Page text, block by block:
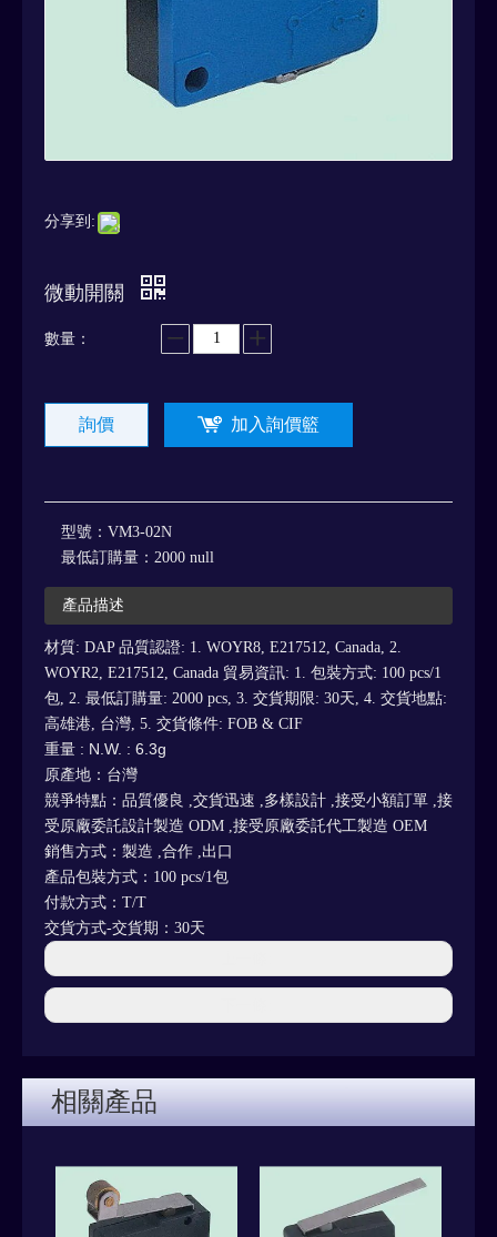
分享到:
微動開關
數量：
詢價 加入詢價籃
型號： VM3-02N
最低訂購量： 2000 null
產品描述
材質: DAP 品質認證: 1. WOYR8, E217512, Canada, 2.
WOYR2, E217512, Canada 貿易資訊: 1. 包裝方式: 100 pcs/1
包, 2. 最低訂購量: 2000 pcs, 3. 交貨期限: 30天, 4. 交貨地點:
高雄港, 台灣, 5. 交貨條件: FOB & CIF
重量 : N.W. : 6.3g
原產地：台灣
競爭特點：品質優良 ,交貨迅速 ,多樣設計 ,接受小額訂單 ,接
受原廠委託設計製造 ODM ,接受原廠委託代工製造 OEM
銷售方式：製造 ,合作 ,出口
產品包裝方式：100 pcs/1包
付款方式：T/T
交貨方式-交貨期：30天
相關產品